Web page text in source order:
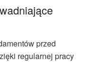
przed
regularnej pracy